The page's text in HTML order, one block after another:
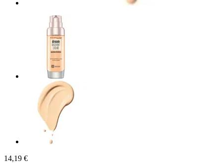
14,19 €